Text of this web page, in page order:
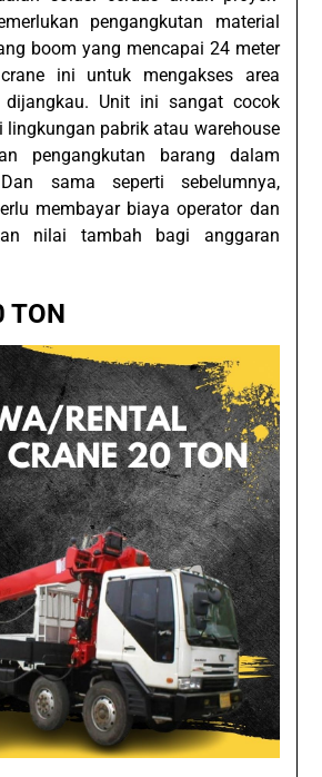
pengangkutan material
boom yang mencapai 24 meter
ini untuk mengakses area
Unit ini sangat cocok
lingkungan pabrik atau warehouse
pengangkutan barang dalam
sama seperti sebelumnya,
membayar biaya operator dan
nilai tambah bagi anggaran
TON